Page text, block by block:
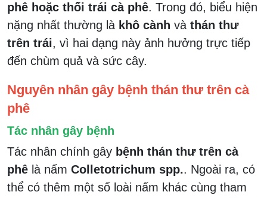
phê hoặc thối trái cà phê. Trong đó, biểu hiện
nặng nhất thường là khô cành và thán thư
trên trái, vì hai dạng này ảnh hưởng trực tiếp
đến chùm quả và sức cây.
Nguyên nhân gây bệnh thán thư trên cà
phê
Tác nhân gây bệnh
Tác nhân chính gây bệnh thán thư trên cà
phê là nấm Colletotrichum spp.. Ngoài ra, có
thể có thêm một số loài nấm khác cùng tham